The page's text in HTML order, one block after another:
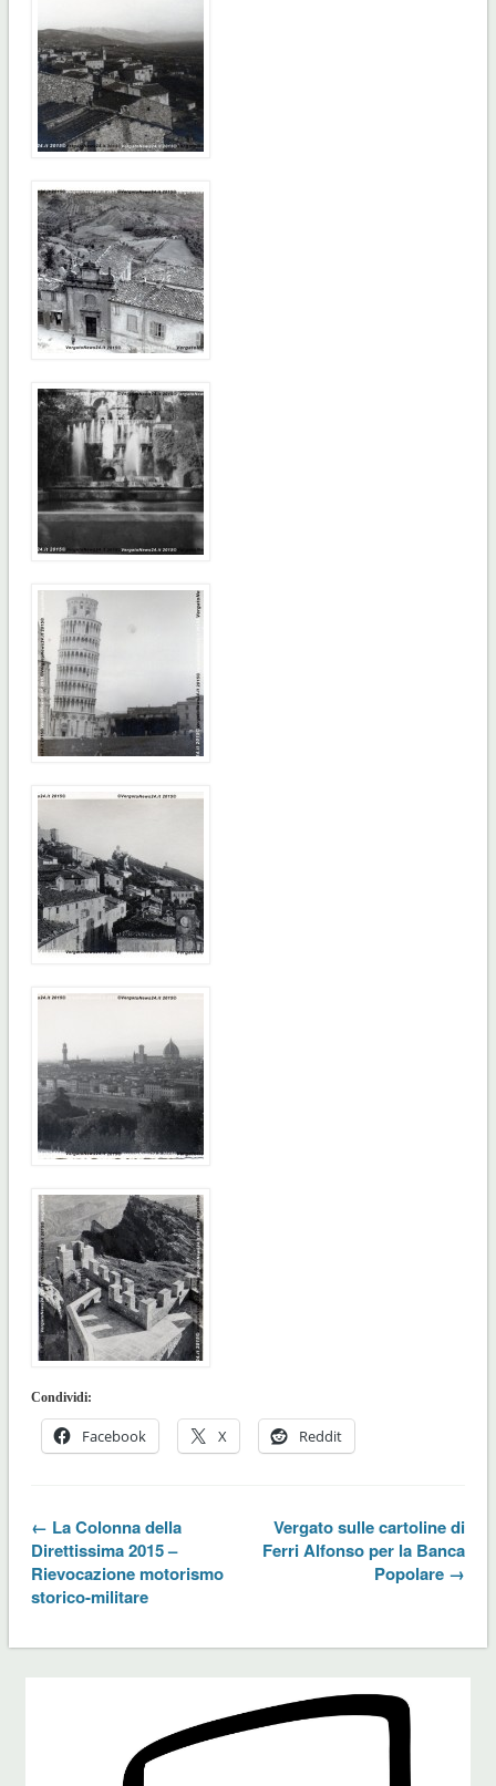
Condividi:
Facebook X Reddit
← La Colonna della
Direttissima 2015 –
Rievocazione motorismo
storico-militare
Vergato sulle cartoline di
Ferri Alfonso per la Banca
Popolare →